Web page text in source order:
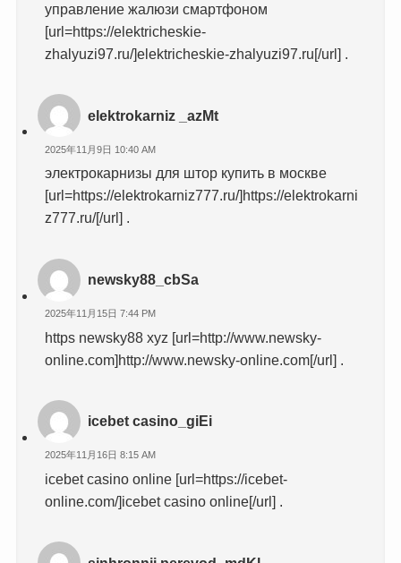
управление жалюзи смартфоном
[url=https://elektricheskie-
zhalyuzi97.ru/]elektricheskie-zhalyuzi97.ru[/url] .
elektrokarniz _azMt
2025年11月9日 10:40 AM
электрокарнизы для штор купить в москве
[url=https://elektrokarniz777.ru/]https://elektrokarni
z777.ru/[/url] .
newsky88_cbSa
2025年11月15日 7:44 PM
https newsky88 xyz [url=http://www.newsky-
online.com]http://www.newsky-online.com[/url] .
icebet casino_giEi
2025年11月16日 8:15 AM
icebet casino online [url=https://icebet-
online.com/]icebet casino online[/url] .